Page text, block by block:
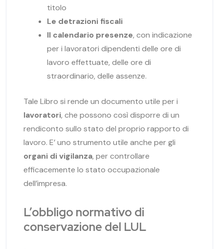
titolo
Le detrazioni fiscali
Il calendario presenze, con indicazione
per i lavoratori dipendenti delle ore di
lavoro effettuate, delle ore di
straordinario, delle assenze.
Tale Libro si rende un documento utile per i
lavoratori, che possono così disporre di un
rendiconto sullo stato del proprio rapporto di
lavoro. E’ uno strumento utile anche per gli
organi di vigilanza, per controllare
efficacemente lo stato occupazionale
dell’impresa.
L’obbligo normativo di
conservazione del LUL